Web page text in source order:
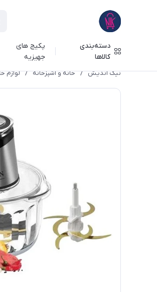
دسته‌بندی
کالاها
پکیج های
جهیزیه
نیک اندیش / خانه و آشپزخانه / لوازم